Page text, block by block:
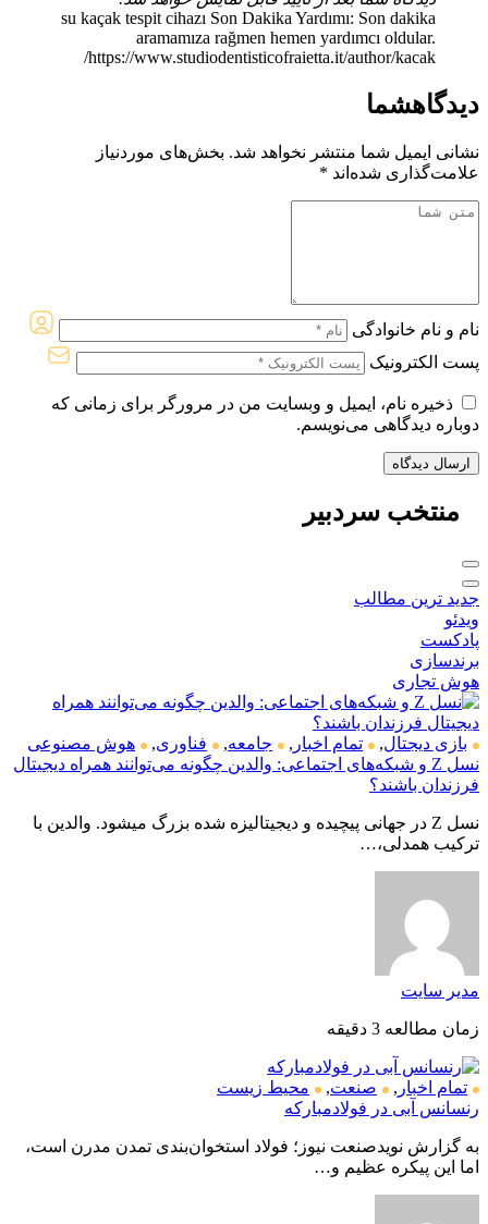
su kaçak tespit cihazı Son Dakika Yardımı: Son dakika
aramamıza rağmen hemen yardımcı oldular.
https://www.studiodentisticofraietta.it/author/kacak/
دیدگاهشما
نشانی ایمیل شما منتشر نخواهد شد. بخش‌های موردنیاز
علامت‌گذاری شده‌اند *
نام و نام خانوادگی
پست الکترونیک
ذخیره نام، ایمیل و وبسایت من در مرورگر برای زمانی که
دوباره دیدگاهی می‌نویسم.
منتخب سردبیر
جدید ترین مطالب
ویدئو
پادکست
برندسازی
هوش تجاری
بازی دیجتال, تمام اخبار , جامعه, فناوری,
هوش مصنوعی
نسل Z و شبکه‌های اجتماعی: والدین چگونه می‌توانند همراه دیجیتال
فرزندان باشند؟
نسل Z در جهانی پیچیده و دیجیتالیزه شده بزرگ میشود. والدین با
ترکیب همدلی،…
مدیر سایت
زمان مطالعه 3 دقیقه
تمام اخبار , صنعت,
محیط زیست
رنسانس آبی در فولادمبارکه
به گزارش نویدصنعت نیوز؛ فولاد استخوان‌بندی تمدن مدرن است،
اما این پیکره عظیم و…